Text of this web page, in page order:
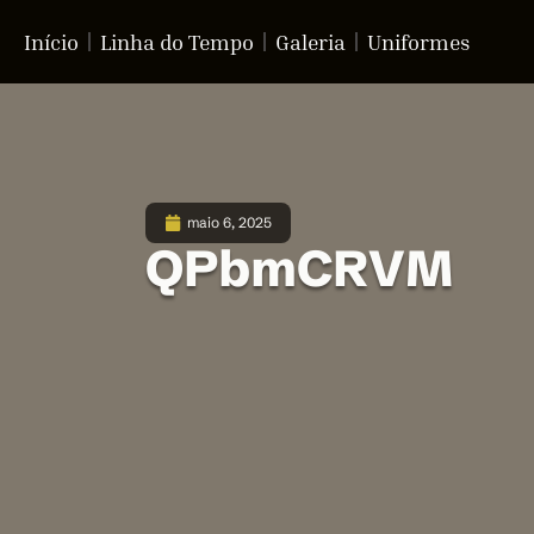
Início Linha do Tempo Galeria Uniformes
maio 6, 2025
QPbmCRVM